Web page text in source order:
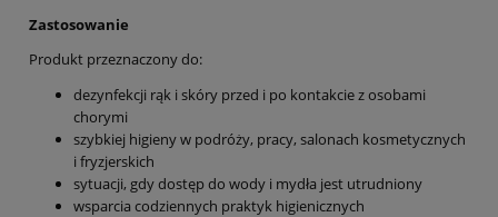
Zastosowanie
Produkt przeznaczony do:
dezynfekcji rąk i skóry przed i po kontakcie z osobami
chorymi
szybkiej higieny w podróży, pracy, salonach kosmetycznych
i fryzjerskich
sytuacji, gdy dostęp do wody i mydła jest utrudniony
wsparcia codziennych praktyk higienicznych